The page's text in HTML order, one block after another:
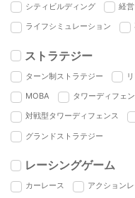
シティビルディング 経
ライフシミュレーション
ストラテジー
ターン制ストラテジー
MOBA タワーディフェ
対戦型タワーディフェンス
グランドストラテジー
レーシングゲーム
カーレース アクション